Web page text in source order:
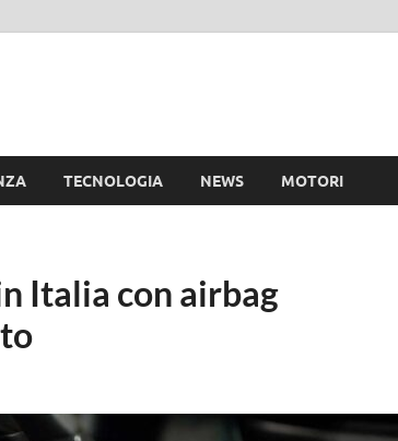
TECNOLOGIA NEWS MOTORI
Italia con airbag